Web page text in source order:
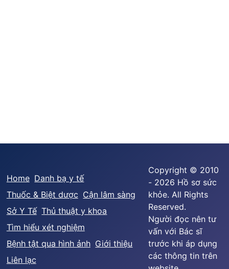
Home Danh bạ y tế
Thuốc & Biệt dược Cận lâm sàng
Sở Y Tế Thủ thuật y khoa
Tìm hiểu xét nghiệm
Bệnh tật qua hình ảnh Giới thiệu
Liên lạc
Copyright © 2010
- 2026 Hồ sơ sức
khỏe. All Rights
Reserved.
Người đọc nên tư
vấn với Bác sĩ
trước khi áp dụng
các thông tin trên